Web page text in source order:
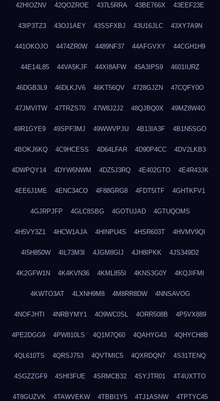
42HIOZNV 42QOZROE 437L5RRA 43BE766X 43EEF23E
43IP3TZ3 43OJ1AEY 43SSFXBJ 43U16JLC 43XY7A9N
441OKOJO 4474ZR0W 4489NF37 44AFGVXY 44CGH1H9
44E14L85 44VA5KJF 44XI8AFW 45A3IPS9 4601IURZ
46DGB3L9 46DLKJV6 46KT56QV 4728GJZN 47CQFY0O
47JMVITW 47TRZS70 47W8J2J2 48QJBQ0X 49MZ8W4O
49R1GYE9 49SPF3MJ 49WWVPJU 4B13IA3F 4B1N5SGO
4BOKJ6KQ 4C9HCESS 4D64LFAR 4D90P4CC 4DV2LKB3
4DWPQY14 4DYW6NWM 4DZ5J3RQ 4E402GTO 4E4R43JK
4EE6J1ME 4ENC34CO 4F88GRG8 4FDT5ITF 4GHTKFV1
4GJRPJFP 4GLC8SBG 4GOTUJAD 4GTUQOMS
4H5VY3Z1 4HCW1AJA 4HINPU4S 4HSR603T 4HVMV9QI
4I5H850W 4IL73M3I 4JGM8GIJ 4JH8IPKK 4JS349D2
4K2GFW1N 4K4KVN36 4KML855I 4KNS3G0Y 4KQJIFMI
4KWTO3AT 4LXNH9M8 4M8RR8DW 4NNSAVOG
4NOFJHTI 4NRBYMY1 4O9WC0SL 4ORR508B 4P5VX889
4PE2DGG9 4PW810LS 4Q1M7Q60 4QAHYG43 4QHYCH8B
4QL610TS 4QRSJ753 4QVTMIC5 4QXRDQN7 4S31TENQ
4SGZZGF9 4SHI3FUE 4SRMCB32 4SYJTR01 4T4UXTTO
4T8GUZVK 4TAWVEKW 4TBBI1Y5 4TJ1ASNW 4TPTYC45